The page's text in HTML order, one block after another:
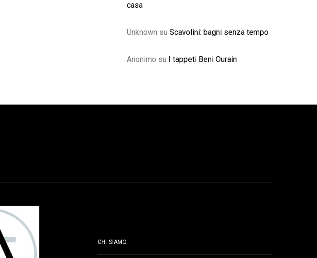
casa
Unknown su Scavolini: bagni senza tempo
Anonimo su I tappeti Beni Ourain
CHI SIAMO